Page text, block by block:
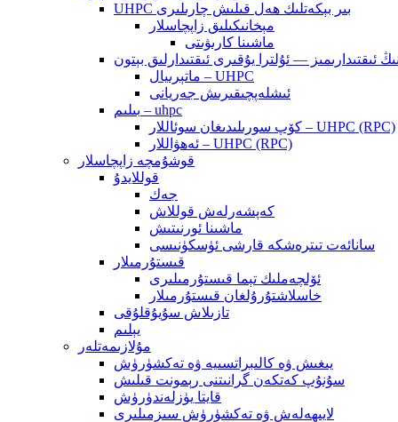
UHPC بىر بېكەتلىك ھەل قىلىش چارىلىرى
مېخانىكىلىق زاپچاسلار
ماشىنا كارىۋىتى
ماتېرىيال – UHPC
ئىشلەپچىقىرىش جەريانى
بىلىم – uhpc
كۆپ سورىلىدىغان سوئاللار – UHPC (RPC)
ئەھۋاللار – UHPC (RPC)
قوشۇمچە زاپچاسلار
قوللايدۇ
جەك
كەپشەرلەش قوللاش
ماشىنا ئورنىتىش
سانائەت تىترەشكە قارشى ئۈسكۈنىسى
قىستۇرمىلار
ئۆلچەملىك تېما قىستۇرمىلىرى
خاسلاشتۇرۇلغان قىستۇرمىلار
تازىلاش سۇيۇقلۇقى
يېلىم
مۇلازىمەتلەر
يىغىش ۋە كالىبراتسىيە ۋە تەكشۈرۈش
سۇنۇپ كەتكەن گرانىتنى رېمونت قىلىش
قايتا يۈزلەندۈرۈش
لايىھەلەش ۋە تەكشۈرۈش سىزمىلىرى